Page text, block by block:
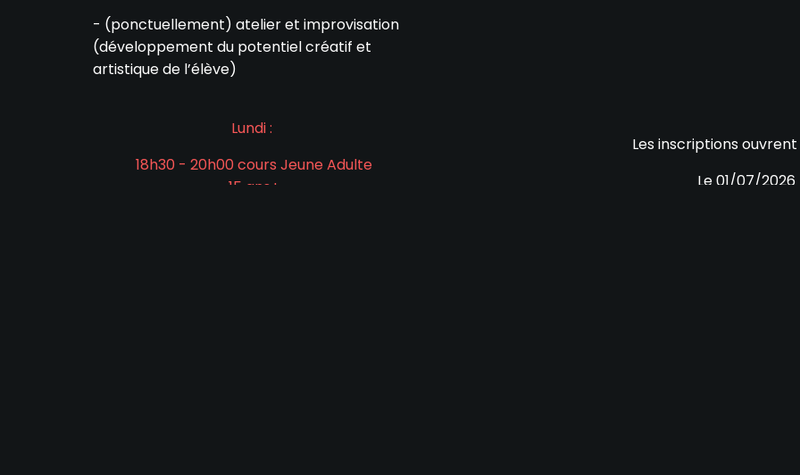
- (ponctuellement) atelier et improvisation
(développement du potentiel créatif et
artistique de l’élève)
Lundi :
18h30 - 20h00 cours Jeune Adulte
15 ans+
Les inscriptions
Le 01/07/2026